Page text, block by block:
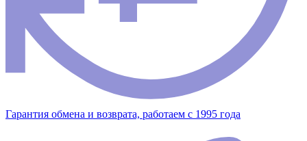
Гарантия обмена и возврата, работаем с 1995 года